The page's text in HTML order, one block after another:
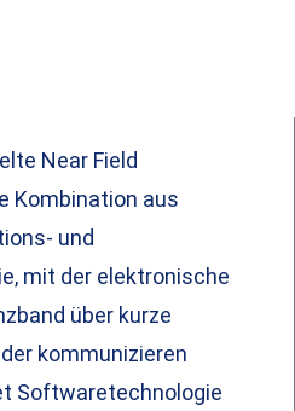
Near Field
Kombination aus
und
mit der elektronische
über kurze
kommunizieren
Softwaretechnologie